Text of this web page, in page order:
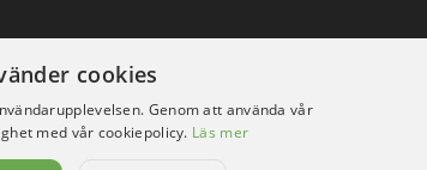
cookies
Genom att använda vår
med vår cookiepolicy. Läs mer